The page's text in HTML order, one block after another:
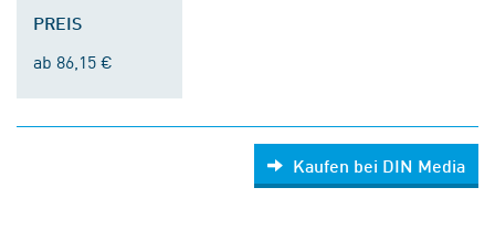
PREIS
ab 86,15 €
Kaufen bei DIN Media